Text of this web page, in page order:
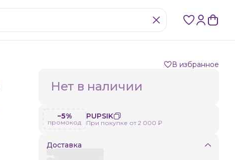
В избранное
Нет в наличии
−5%
промокод
PUPSIK
При покупке от 2 000 ₽
Доставка